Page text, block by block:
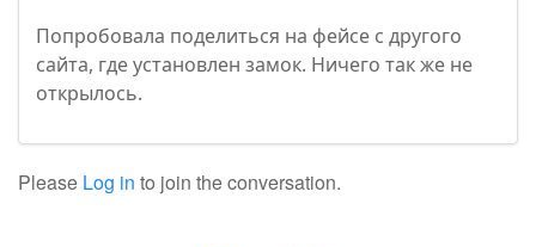
Попробовала поделиться на фейсе с другого
сайта, где установлен замок. Ничего так же не
открылось.
Please Log in to join the conversation.